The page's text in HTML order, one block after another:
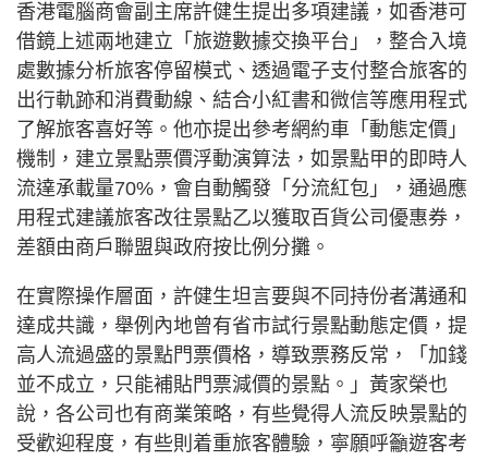
香港電腦商會副主席許健生提出多項建議，如香港可
借鏡上述兩地建立「旅遊數據交換平台」，整合入境
處數據分析旅客停留模式、透過電子支付整合旅客的
出行軌跡和消費動線、結合小紅書和微信等應用程式
了解旅客喜好等。他亦提出參考網約車「動態定價」
機制，建立景點票價浮動演算法，如景點甲的即時人
流達承載量70%，會自動觸發「分流紅包」，通過應
用程式建議旅客改往景點乙以獲取百貨公司優惠券，
差額由商戶聯盟與政府按比例分攤。
在實際操作層面，許健生坦言要與不同持份者溝通和
達成共識，舉例內地曾有省市試行景點動態定價，提
高人流過盛的景點門票價格，導致票務反常，「加錢
並不成立，只能補貼門票減價的景點。」黃家榮也
說，各公司也有商業策略，有些覺得人流反映景點的
受歡迎程度，有些則着重旅客體驗，寧願呼籲遊客考